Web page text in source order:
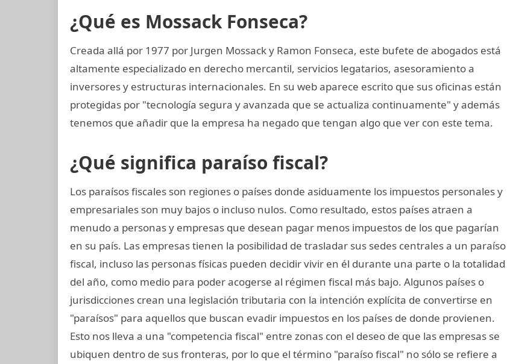
¿Qué es Mossack Fonseca?
Creada allá por 1977 por Jurgen Mossack y Ramon Fonseca, este bufete de abogados está
altamente especializado en derecho mercantil, servicios legatarios, asesoramiento a
inversores y estructuras internacionales. En su web aparece escrito que sus oficinas están
protegidas por "tecnología segura y avanzada que se actualiza continuamente" y además
tenemos que añadir que la empresa ha negado que tengan algo que ver con este tema.
¿Qué significa paraíso fiscal?
Los paraísos fiscales son regiones o países donde asiduamente los impuestos personales y
empresariales son muy bajos o incluso nulos. Como resultado, estos países atraen a
menudo a personas y empresas que desean pagar menos impuestos de los que pagarían
en su país. Las empresas tienen la posibilidad de trasladar sus sedes centrales a un paraíso
fiscal, incluso las personas físicas pueden decidir vivir en él durante una parte o la totalidad
del año, como medio para poder acogerse al régimen fiscal más bajo. Algunos países o
jurisdicciones crean una legislación tributaria con la intención explícita de convertirse en
"paraísos" para aquellos que buscan evadir impuestos en los países de donde provienen.
Esto nos lleva a una "competencia fiscal" entre zonas con el deseo de que las empresas se
ubiquen dentro de sus fronteras, por lo que el término "paraíso fiscal" no sólo se refiere a